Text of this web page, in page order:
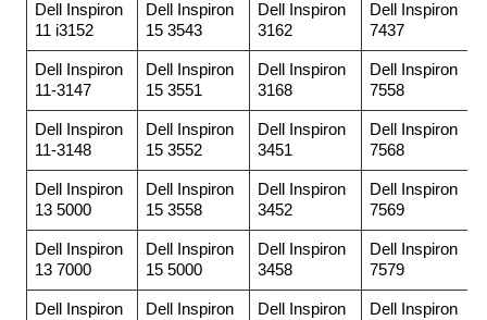
Dell Inspiron
11 i3152
Dell Inspiron
15 3543
Dell Inspiron
3162
Dell Inspiron
7437
Dell Inspiron
11-3147
Dell Inspiron
15 3551
Dell Inspiron
3168
Dell Inspiron
7558
Dell Inspiron
11-3148
Dell Inspiron
15 3552
Dell Inspiron
3451
Dell Inspiron
7568
Dell Inspiron
13 5000
Dell Inspiron
15 3558
Dell Inspiron
3452
Dell Inspiron
7569
Dell Inspiron
13 7000
Dell Inspiron
15 5000
Dell Inspiron
3458
Dell Inspiron
7579
Dell Inspiron
Dell Inspiron
Dell Inspiron
Dell Inspiron